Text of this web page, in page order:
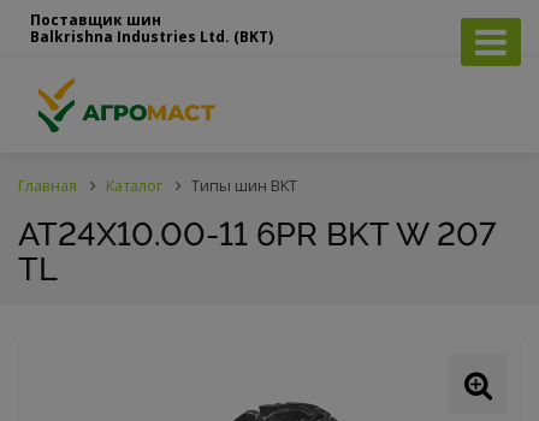
Поставщик шин
Balkrishna Industries Ltd. (BKT)
Главная Каталог Типы шин BKT
AT24X10.00-11 6PR BKT W 207
TL